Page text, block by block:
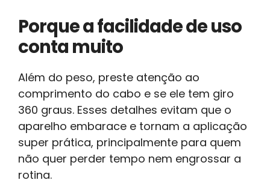
Porque a facilidade de uso
conta muito
Além do peso, preste atenção ao
comprimento do cabo e se ele tem giro
360 graus. Esses detalhes evitam que o
aparelho embarace e tornam a aplicação
super prática, principalmente para quem
não quer perder tempo nem engrossar a
rotina.